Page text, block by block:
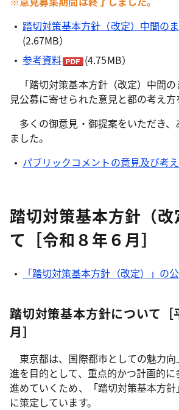
踏切対策基本方針（改定）中間の
(2.67MB）
参考資料
(4.75MB）
「踏切対策基本方針（改定）中間
見公募に寄せられた意見と都の考え方
多くの御意見・御提案をいただき、
ました。
パブリックコメントの意見及び考
踏切対策基本方針（
て［令和８年６月］
「踏切対策基本方針（改定）」の
踏切対策基本方針について［
月］
東京都は、国際都市としての魅力
進を目的として、重点的かつ計画的
進めていくため、「踏切対策基本方
に策定しています。